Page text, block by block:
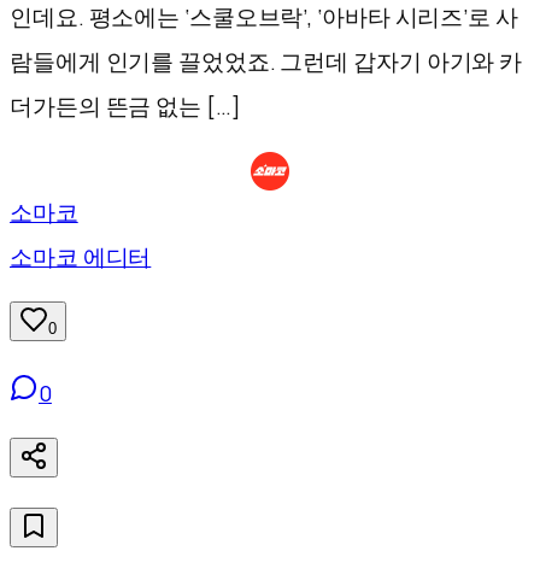
인데요. 평소에는 ‘스쿨오브락’, ‘아바타 시리즈’로 사
람들에게 인기를 끌었었죠. 그런데 갑자기 아기와 카
더가든의 뜬금 없는 […]
소마코
소마코 에디터
0
0